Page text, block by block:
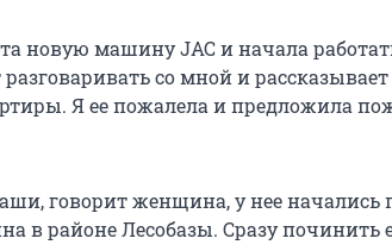
новую машину JAC и начала
со мной и рассказывает
Я ее пожалела и предложила
говорит женщина, у нее начались
в районе Лесобазы. Сразу починить